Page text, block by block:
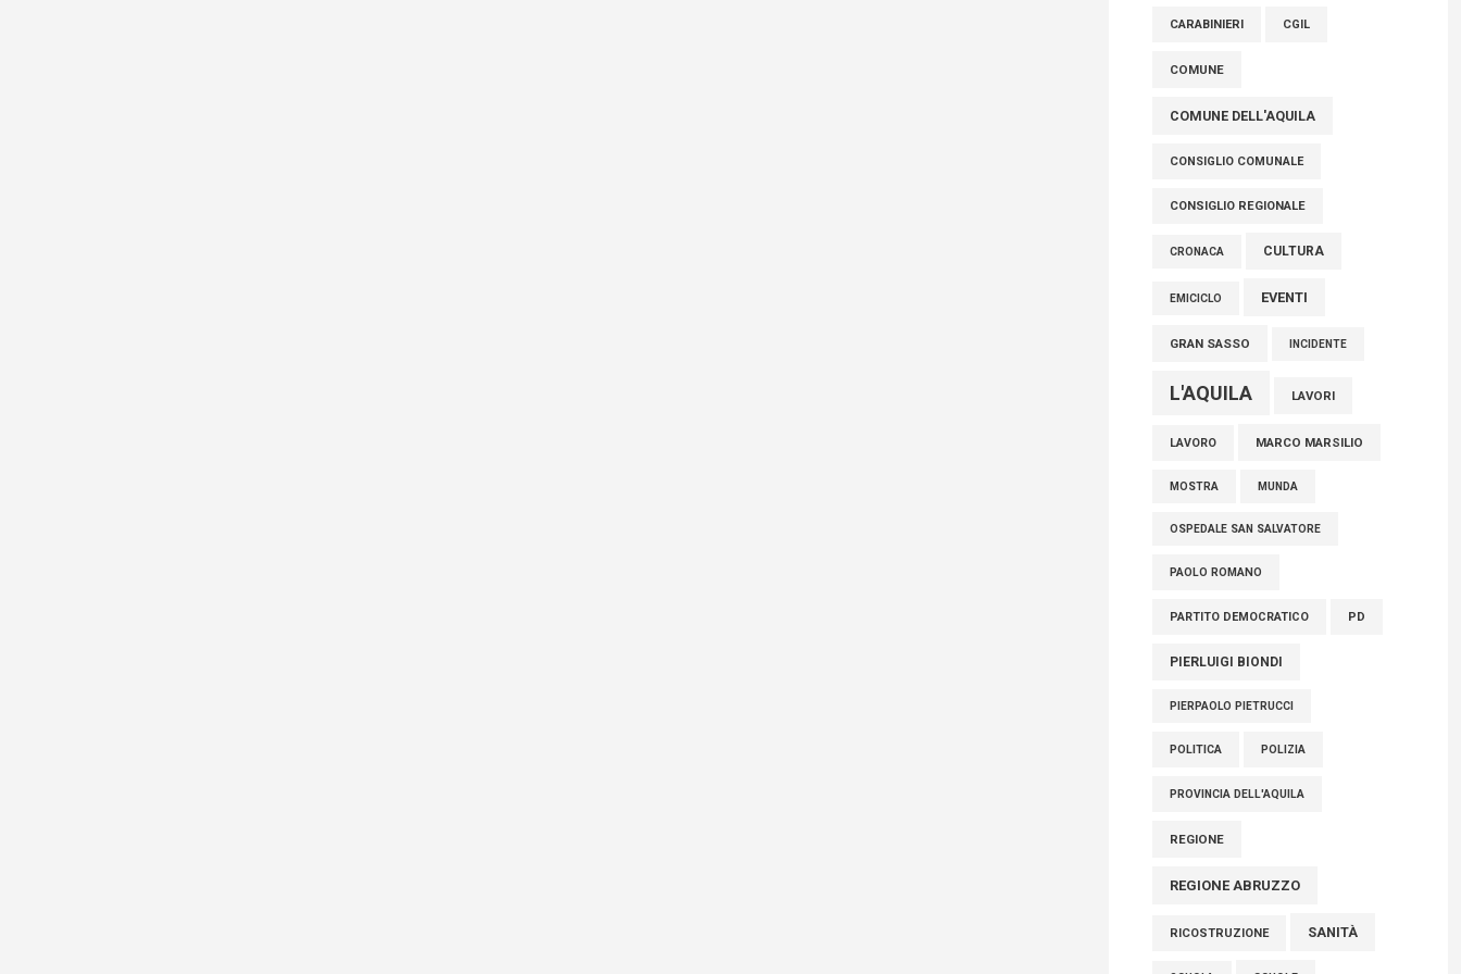
tra cui molti abruzzesi"
06 Agosto 2026
CARABINIERI CGIL
COMUNE
COMUNE DELL'AQUILA
CONSIGLIO COMUNALE
CONSIGLIO REGIONALE
CRONACA CULTURA
EMICICLO EVENTI
GRAN SASSO INCIDENTE
L'AQUILA LAVORI
LAVORO MARCO MARSILIO
MOSTRA MUNDA
OSPEDALE SAN SALVATORE
PAOLO ROMANO
PARTITO DEMOCRATICO PD
PIERLUIGI BIONDI
PIERPAOLO PIETRUCCI
POLITICA POLIZIA
PROVINCIA DELL'AQUILA
REGIONE
REGIONE ABRUZZO
RICOSTRUZIONE SANITÀ